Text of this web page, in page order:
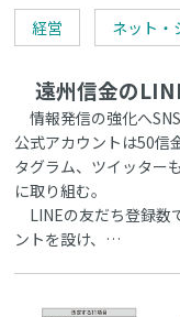
経営 ネット・
遠州信金の
情報発信の強化へ
公式アカウントは50信
タグラム、ツイッター
に取り組む。
LINEの友だち登録数
ントを設け、…